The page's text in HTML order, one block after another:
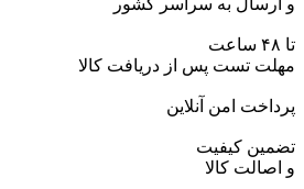
تا ۴۸ ساعت
مهلت تست پس از دریافت کالا
پرداخت امن آنلاین
تضمین کیفیت
و اصالت کالا